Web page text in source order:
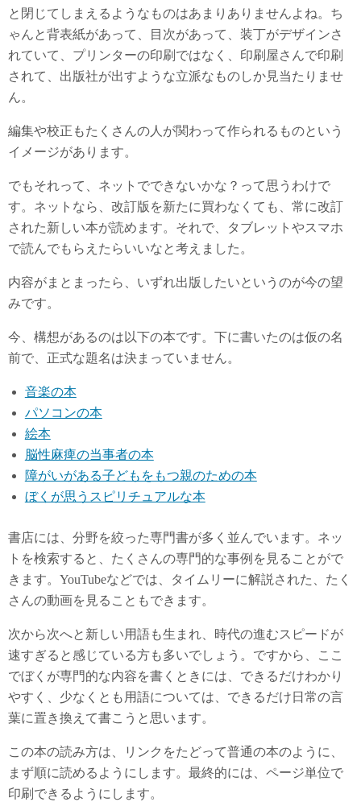
と閉じてしまえるようなものはあまりありませんよね。ち
ゃんと背表紙があって、目次があって、装丁がデザインさ
れていて、プリンターの印刷ではなく、印刷屋さんで印刷
されて、出版社が出すような立派なものしか見当たりませ
ん。
編集や校正もたくさんの人が関わって作られるものという
イメージがあります。
でもそれって、ネットでできないかな？って思うわけで
す。ネットなら、改訂版を新たに買わなくても、常に改訂
された新しい本が読めます。それで、タブレットやスマホ
で読んでもらえたらいいなと考えました。
内容がまとまったら、いずれ出版したいというのが今の望
みです。
今、構想があるのは以下の本です。下に書いたのは仮の名
前で、正式な題名は決まっていません。
音楽の本
パソコンの本
絵本
脳性麻痺の当事者の本
障がいがある子どもをもつ親のための本
ぼくが思うスピリチュアルな本
書店には、分野を絞った専門書が多く並んでいます。ネッ
トを検索すると、たくさんの専門的な事例を見ることがで
きます。YouTubeなどでは、タイムリーに解説された、たく
さんの動画を見ることもできます。
次から次へと新しい用語も生まれ、時代の進むスピードが
速すぎると感じている方も多いでしょう。ですから、ここ
でぼくが専門的な内容を書くときには、できるだけわかり
やすく、少なくとも用語については、できるだけ日常の言
葉に置き換えて書こうと思います。
この本の読み方は、リンクをたどって普通の本のように、
まず順に読めるようにします。最終的には、ページ単位で
印刷できるようにします。